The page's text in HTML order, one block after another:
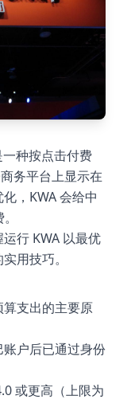
种按点击付费
务平台上显示在
，KWA 会给中
行 KWA 以最优
用技巧。
支出的主要原
户后已通过身份
或更高（上限为